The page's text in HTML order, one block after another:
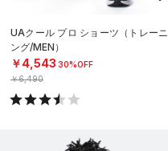
UAクール プロ ショーツ（トレーニ
ング/MEN）
￥4,543 30%OFF
￥6,490